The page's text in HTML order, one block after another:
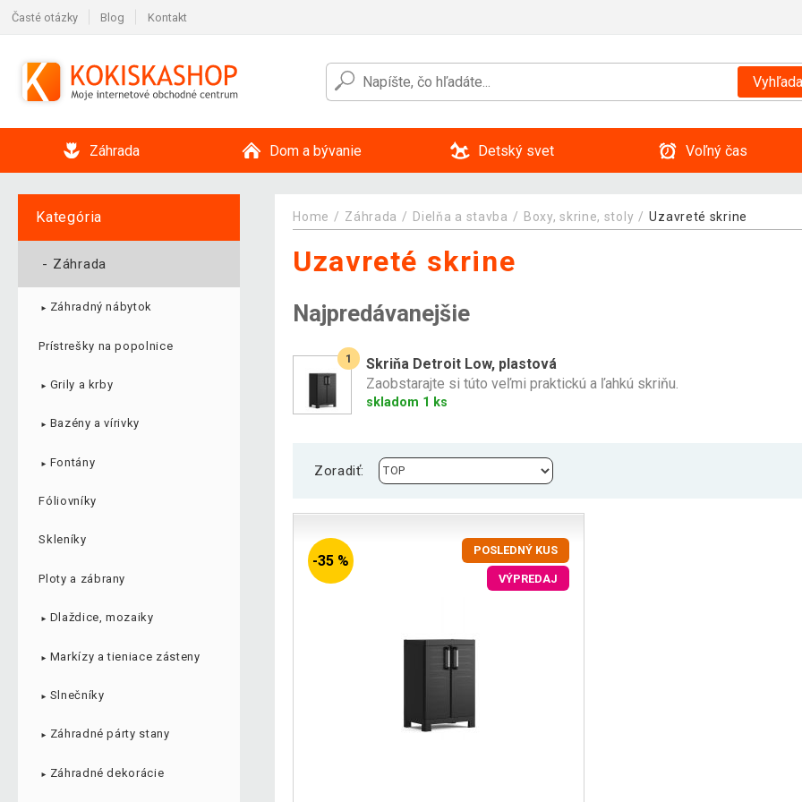
Časté otázky Blog Kontakt
Záhrada Dom a bývanie Detský svet Voľný čas
Kategória
- Záhrada
► Záhradný nábytok
Prístrešky na popolnice
► Grily a krby
► Bazény a vírivky
► Fontány
Fóliovníky
Skleníky
Ploty a zábrany
► Dlaždice, mozaiky
► Markízy a tieniace zásteny
► Slnečníky
► Záhradné párty stany
► Záhradné dekorácie
Home Záhrada Dielňa a stavba Boxy, skrine, stoly Uzavreté skrine
Uzavreté skrine
Najpredávanejšie
1
Skriňa Detroit Low, plastová
Zaobstarajte si túto veľmi praktickú a ľahkú skriňu.
skladom 1 ks
Zoradiť:
-35 %
POSLEDNÝ KUS
VÝPREDAJ